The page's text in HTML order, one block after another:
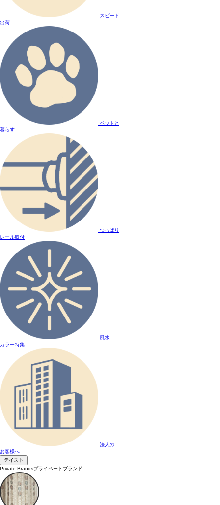
スピード
出荷
ペットと
暮らす
つっぱり
レール取付
風水
カラー特集
法人の
お客様へ
テイスト
Private Brandsプライベートブランド